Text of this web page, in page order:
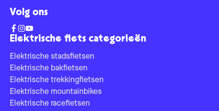
Elektrische fiets categorieën
Elektrische stadsfietsen
Elektrische bakfietsen
Elektrische trekkingfietsen
Elektrische mountainbikes
Elektrische racefietsen
Volg ons